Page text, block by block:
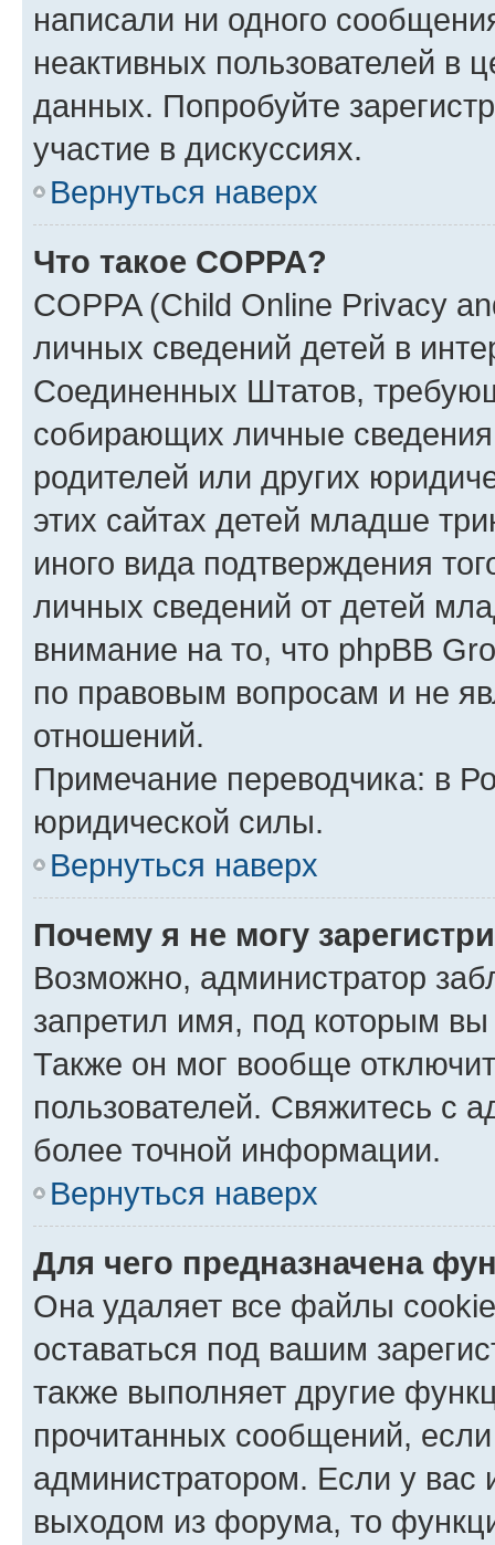
написали ни одного
неактивных пользователей в
данных. Попробуйте
участие в дискуссиях.
Вернуться наверх
Что такое COPPA?
COPPA (Child Online Privacy
личных сведений детей в
Соединенных Штатов,
собирающих личные
родителей или других
этих сайтах детей младше
иного вида подтверждения
личных сведений от детей
внимание на то, что phpBB
по правовым вопросам и не
отношений.
Примечание переводчика: в
юридической силы.
Вернуться наверх
Почему я не могу
Возможно, администратор
запретил имя, под которым вы
Также он мог вообще
пользователей. Свяжитесь с
более точной информации.
Вернуться наверх
Для чего предназначена
Она удаляет все файлы
оставаться под вашим
также выполняет другие
прочитанных сообщений,
администратором. Если у
выходом из форума, то